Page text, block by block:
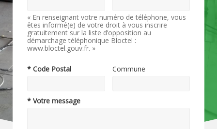
« En renseignant votre numéro de téléphone, vous
êtes informé(e) de votre droit à vous inscrire
gratuitement sur la liste d’opposition au
démarchage téléphonique Bloctel :
www.bloctel.gouv.fr. »
* Code Postal Commune
* Votre message